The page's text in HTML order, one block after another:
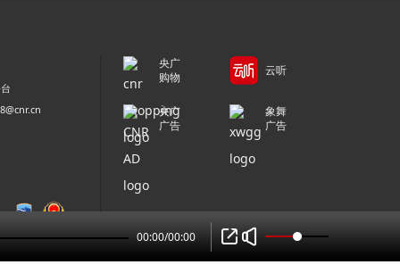
央广
购物
云听
央广
广告
象舞
广告
00:00/00:00